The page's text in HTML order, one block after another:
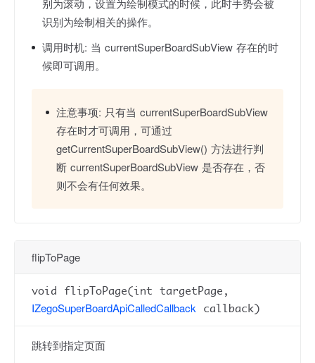
别为滚动，设置为绘制模式的时候，此时手势会被
识别为绘制相关的操作。
调用时机: 当 currentSuperBoardSubView 存在的时
候即可调用。
注意事项: 只有当 currentSuperBoardSubView
存在时才可调用，可通过
getCurrentSuperBoardSubView() 方法进行判
断 currentSuperBoardSubView 是否存在，否
则不会有任何效果。
flipToPage
void flipToPage(int targetPage,
IZegoSuperBoardApiCalledCallback callback)
跳转到指定页面